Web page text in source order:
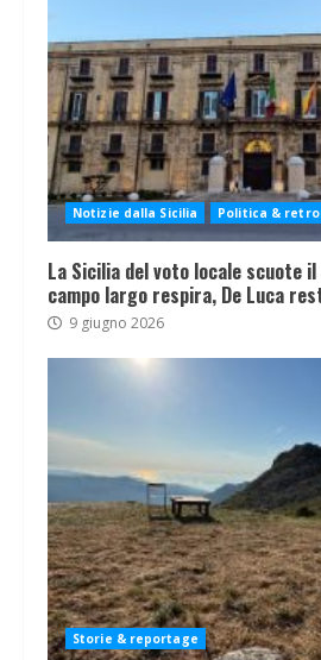
Notizie dalla Sicilia Politica &
La Sicilia del voto locale scuote
campo largo respira, De Luca
9 giugno 2026
Storie & reportage